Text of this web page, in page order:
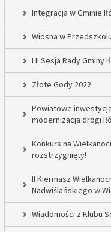
Integracja w Gminie
Wiosna w
LII Sesja Rady Gminy
Złote Gody 2022
Powiatowe
modernizacja drogi
Konkurs na
rozstrzygnięty!
II Kiermasz
Nadwiślańskiego w
Wiadomości z Klubu